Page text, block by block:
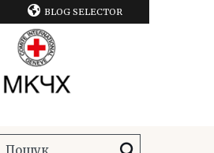
BLOG SELECTOR